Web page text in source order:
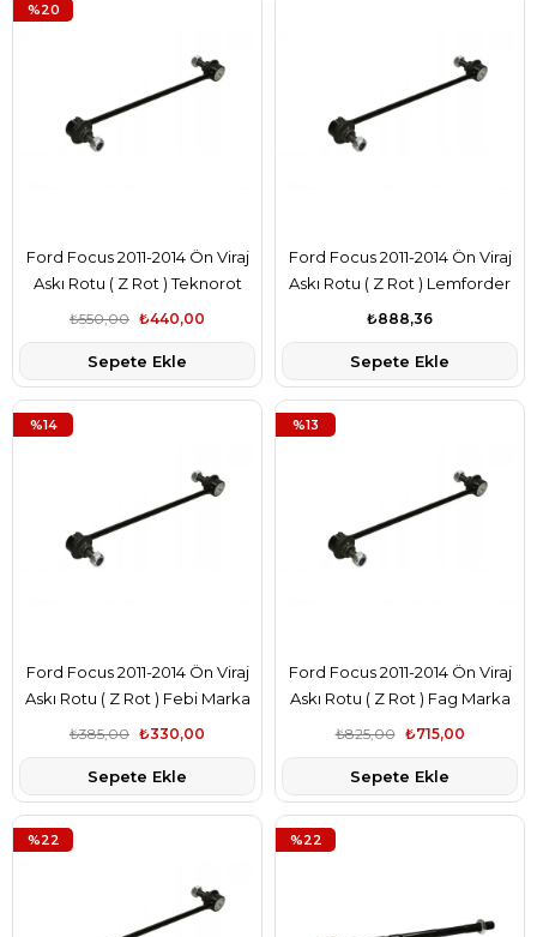
Ford Focus 2011-2014 Ön Viraj
Askı Rotu ( Z Rot ) Teknorot
Marka AV613B438BA
₺440,00
₺550,00
Sepete Ekle
%20
Ford Focus 2011-2014 Ön Viraj
Askı Rotu ( Z Rot ) Lemforder
Marka AV613B438BA
₺888,36
Sepete Ekle
Ford Focus 2011-2014 Ön Viraj
Askı Rotu ( Z Rot ) Febi Marka
AV613B438BA
₺330,00
₺385,00
Sepete Ekle
%14
Ford Focus 2011-2014 Ön Viraj
Askı Rotu ( Z Rot ) Fag Marka
AV613B438BA
₺715,00
₺825,00
Sepete Ekle
%13
%22 %22